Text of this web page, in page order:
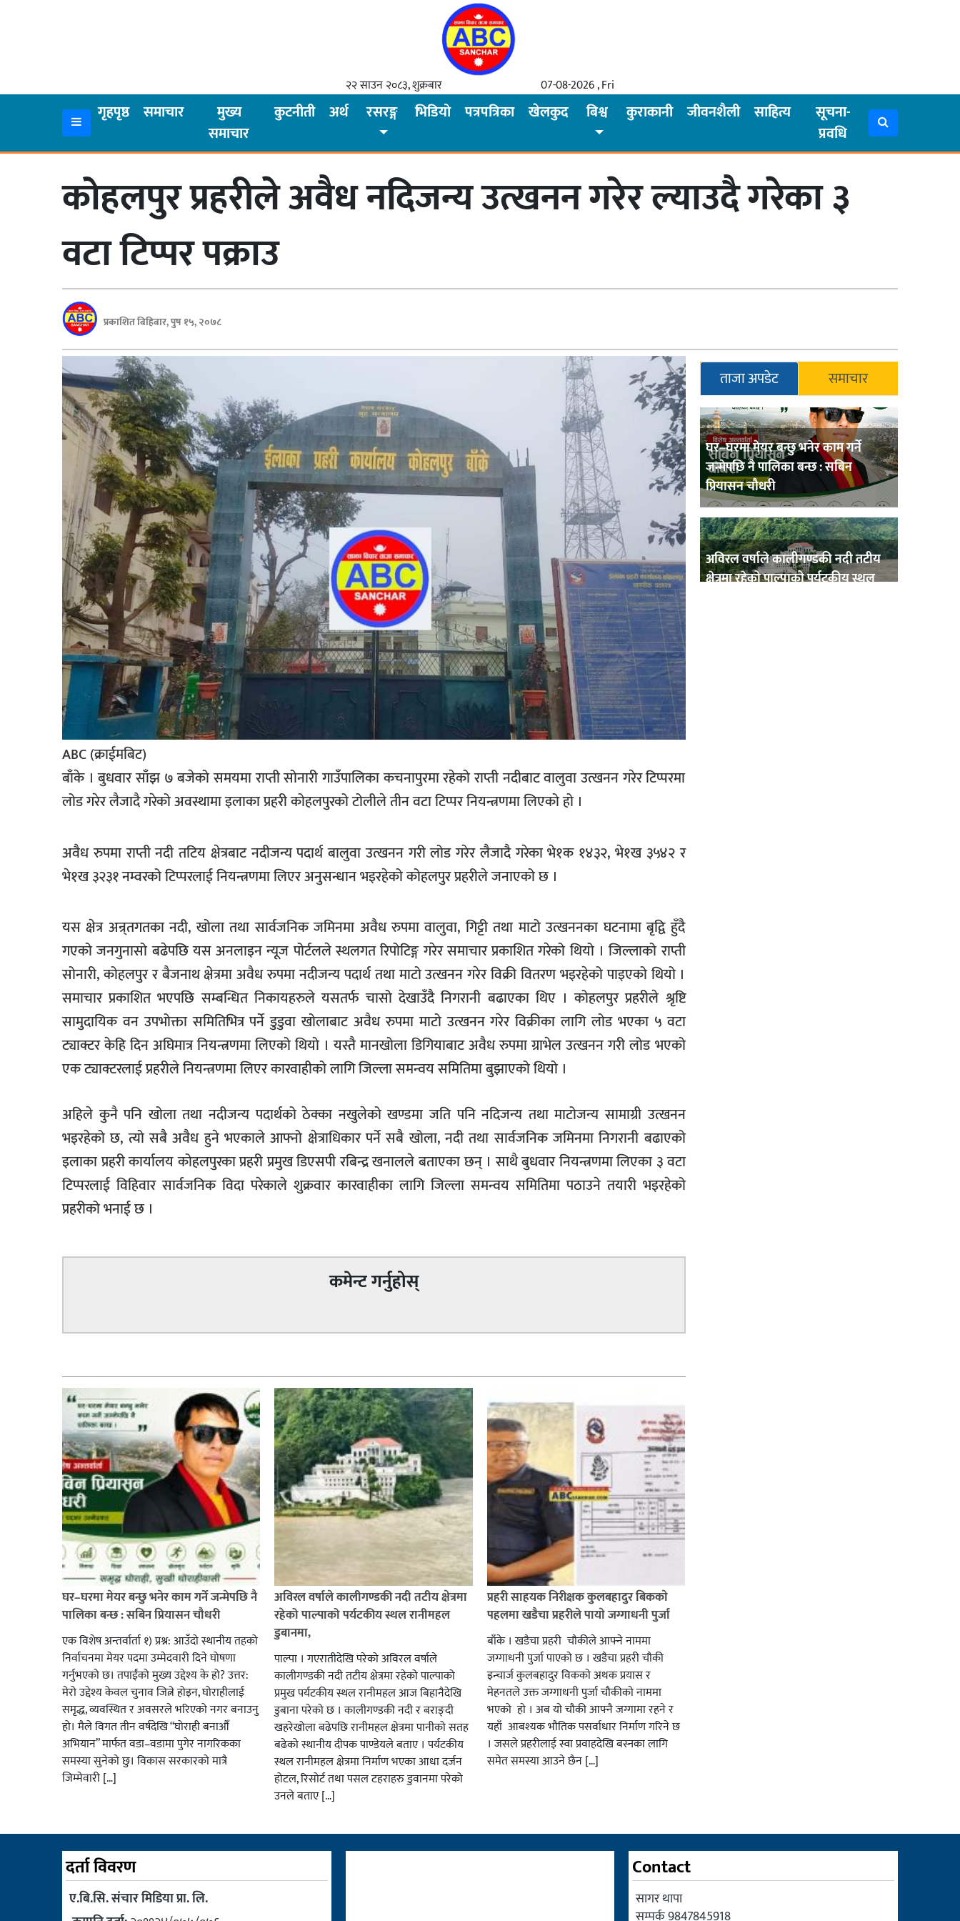
२२ साउन २०८३, शुक्रबार 07-08-2026 , Fri
गृहपृष्ठ समाचार
मुख्य
समाचार
कुटनीती अर्थ रसरङ्ग भिडियो पत्रपत्रिका खेलकुद बिश्व कुराकानी जीवनशैली साहित्य
सूचना-
प्रवधि
समाचार
पत्रपत्रिका
जीवनशैली
कोहलपुर प्रहरीले अवैध नदिजन्य उत्खनन गरेर ल्याउदै गरेका ३
वटा टिप्पर पक्राउ
प्रकाशित बिहिबार, पुष १५, २०७८
ABC (क्राईमबिट)
बाँके । बुधवार साँझ ७ बजेको समयमा राप्ती सोनारी गाउँपालिका कचनापुरमा रहेको राप्ती नदीबाट वालुवा उत्खनन गरेर टिप्परमा
लोड गरेर लैजादै गरेको अवस्थामा इलाका प्रहरी कोहलपुरको टोलीले तीन वटा टिप्पर नियन्त्रणमा लिएको हो ।
अवैध रुपमा राप्ती नदी तटिय क्षेत्रबाट नदीजन्य पदार्थ बालुवा उत्खनन गरी लोड गरेर लैजादै गरेका भे१क १४३२, भे१ख ३५४२ र
भे१ख ३२३१ नम्वरको टिप्परलाई नियन्त्रणमा लिएर अनुसन्धान भइरहेको कोहलपुर प्रहरीले जनाएको छ ।
यस क्षेत्र अन्र्तगतका नदी, खोला तथा सार्वजनिक जमिनमा अवैध रुपमा वालुवा, गिट्टी तथा माटो उत्खननका घटनामा बृद्वि हुँदै
गएको जनगुनासो बढेपछि यस अनलाइन न्यूज पोर्टलले स्थलगत रिपोटिङ्ग गरेर समाचार प्रकाशित गरेको थियो । जिल्लाको राप्ती
सोनारी, कोहलपुर र बैजनाथ क्षेत्रमा अवैध रुपमा नदीजन्य पदार्थ तथा माटो उत्खनन गरेर विक्री वितरण भइरहेको पाइएको थियो ।
समाचार प्रकाशित भएपछि सम्बन्धित निकायहरुले यसतर्फ चासो देखाउँदै निगरानी बढाएका थिए । कोहलपुर प्रहरीले श्रृष्टि
सामुदायिक वन उपभोक्ता समितिभित्र पर्ने डुडुवा खोलाबाट अवैध रुपमा माटो उत्खनन गरेर विक्रीका लागि लोड भएका ५ वटा
ट्याक्टर केहि दिन अघिमात्र नियन्त्रणमा लिएको थियो । यस्तै मानखोला डिगियाबाट अवैध रुपमा ग्राभेल उत्खनन गरी लोड भएको
एक ट्याक्टरलाई प्रहरीले नियन्त्रणमा लिएर कारवाहीको लागि जिल्ला समन्वय समितिमा बुझाएको थियो ।
अहिले कुनै पनि खोला तथा नदीजन्य पदार्थको ठेक्का नखुलेको खण्डमा जति पनि नदिजन्य तथा माटोजन्य सामाग्री उत्खनन
भइरहेको छ, त्यो सबै अवैध हुने भएकाले आफ्नो क्षेत्राधिकार पर्ने सबै खोला, नदी तथा सार्वजनिक जमिनमा निगरानी बढाएको
इलाका प्रहरी कार्यालय कोहलपुरका प्रहरी प्रमुख डिएसपी रबिन्द्र खनालले बताएका छन् । साथै बुधवार नियन्त्रणमा लिएका ३ वटा
टिप्परलाई विहिवार सार्वजनिक विदा परेकाले शुक्रवार कारवाहीका लागि जिल्ला समन्वय समितिमा पठाउने तयारी भइरहेको
प्रहरीको भनाई छ ।
ताजा अपडेट समाचार
घर–घरमा मेयर बन्छु भनेर काम गर्ने
जन्मेपछि नै पालिका बन्छ : सबिन
प्रियासन चौधरी
अविरल वर्षाले कालीगण्डकी नदी तटीय
क्षेत्रमा रहेको पाल्पाको पर्यटकीय स्थल
कमेन्ट गर्नुहोस्
घर–घरमा मेयर बन्छु भनेर काम गर्ने जन्मेपछि नै
पालिका बन्छ : सबिन प्रियासन चौधरी
एक विशेष अन्तर्वार्ता १) प्रश्न: आउँदो स्थानीय तहको
निर्वाचनमा मेयर पदमा उम्मेदवारी दिने घोषणा
गर्नुभएको छ। तपाईंको मुख्य उद्देश्य के हो? उत्तर:
मेरो उद्देश्य केवल चुनाव जित्ने होइन, घोराहीलाई
समृद्ध, व्यवस्थित र अवसरले भरिएको नगर बनाउनु
हो। मैले विगत तीन वर्षदेखि “घोराही बनाऔँ
अभियान” मार्फत वडा–वडामा पुगेर नागरिकका
समस्या सुनेको छु। विकास सरकारको मात्रै
जिम्मेवारी […]
अविरल वर्षाले कालीगण्डकी नदी तटीय क्षेत्रमा
रहेको पाल्पाको पर्यटकीय स्थल रानीमहल
डुबानमा,
पाल्पा । गएरातीदेखि परेको अविरल वर्षाले
कालीगण्डकी नदी तटीय क्षेत्रमा रहेको पाल्पाको
प्रमुख पर्यटकीय स्थल रानीमहल आज बिहानैदेखि
डुबाना परेको छ । कालीगण्डकी नदी र बराङ्दी
खहरेखोला बढेपछि रानीमहल क्षेत्रमा पानीको सतह
बढेको स्थानीय दीपक पाण्डेयले बताए । पर्यटकीय
स्थल रानीमहल क्षेत्रमा निर्माण भएका आधा दर्जन
होटल, रिसोर्ट तथा पसल टहराहरु डुवानमा परेको
उनले बताए […]
प्रहरी साहयक निरीक्षक कुलबहादुर बिककाे
पहलमा खडैचा प्रहरीले पायाे जग्गाधनी पुर्जा
बाँके । खडैचा प्रहरी चाैकीले आफ्ने नाममा
जग्गाधनी पुर्जा पाएकाे छ । खडैचा प्रहरी चाैकी
इन्चार्ज कुलबहादुर विककाे अथक प्रयास र
मेहनतले उक्त जग्गाधनी पुर्जा चाैकीकाे नाममा
भएको हाे । अब याे चाैकी आफ्नै जग्गामा रहने र
यहाँ आबश्यक भाैतिक पसर्वाधार निर्माण गरिने छ
। जसले प्रहरीलाई स्वा प्रवाहदेखि बस्नका लागि
समेत समस्या आउने छैन […]
दर्ता विवरण
ए.बि.सि. संचार मिडिया प्रा. लि.
Contact
सागर थापा